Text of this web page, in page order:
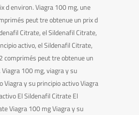
d environ. Viagra 100 mg, une
peut tre obtenue un prix d
Citrate, el Sildenafil Citrate,
activo, el Sildenafil Citrate,
comprimés peut tre obtenue un
100 mg, viagra y su
Viagra y su principio activo Viagra
El Sildenafil Citrate El
Viagra 100 mg Viagra y su